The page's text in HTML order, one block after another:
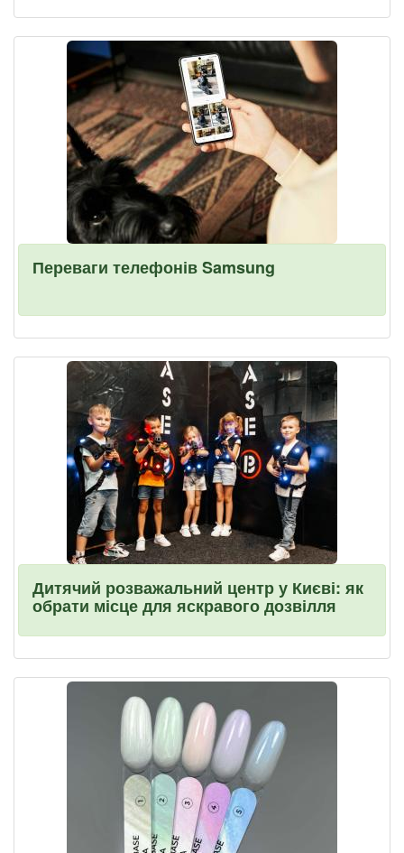
Переваги телефонів Samsung
Дитячий розважальний центр у Києві: як
обрати місце для яскравого дозвілля